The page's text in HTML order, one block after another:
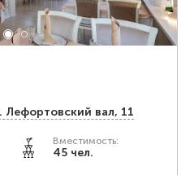
вал, 11
Вместимость:
45 чел.